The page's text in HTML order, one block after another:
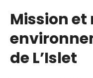
Mission
de L’Islet